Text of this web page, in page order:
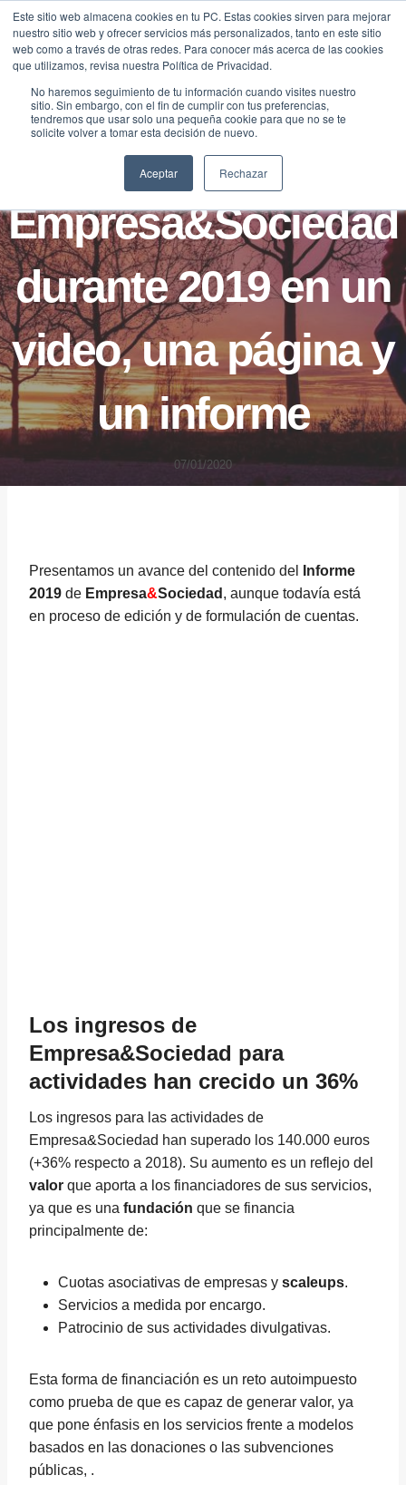
Este sitio web almacena cookies en tu PC. Estas cookies sirven para mejorar
nuestro sitio web y ofrecer servicios más personalizados, tanto en este sitio
web como a través de otras redes. Para conocer más acerca de las cookies
que utilizamos, revisa nuestra Política de Privacidad.
No haremos seguimiento de tu información cuando visites nuestro
sitio. Sin embargo, con el fin de cumplir con tus preferencias,
tendremos que usar solo una pequeña cookie para que no se te
solicite volver a tomar esta decisión de nuevo.
Aceptar Rechazar
Saltar
contenido
BLOG FUNDACIÓN
La actividad de
Empresa&Sociedad
durante 2019 en un
video, una página y
un informe
07/01/2020
Presentamos un avance del contenido del
Informe
2019 de Empresa&Sociedad , aunque todavía está
en proceso de edición y de formulación de cuentas.
Los ingresos de
Empresa&Sociedad para
actividades han crecido un 36%
Los ingresos para las actividades de
Empresa&Sociedad han superado los 140.000 euros
(+36% respecto a 2018). Su aumento es un reflejo del
valor que aporta a los financiadores de sus servicios,
ya que es una fundación que se financia
principalmente de:
Cuotas asociativas de empresas y scaleups.
Servicios a medida por encargo.
Patrocinio de sus actividades divulgativas.
Esta forma de financiación es un reto autoimpuesto
como prueba de que es capaz de generar valor, ya
que pone énfasis en los servicios frente a modelos
basados en las donaciones o las subvenciones
públicas, .
Traducir »